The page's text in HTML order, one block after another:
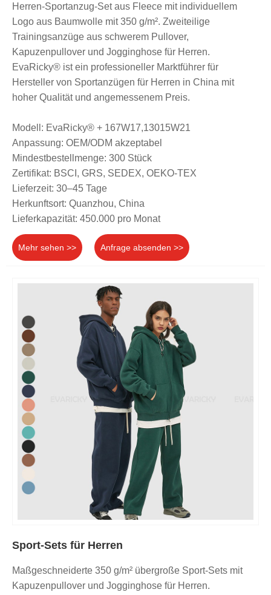
Herren-Sportanzug-Set aus Fleece mit individuellem
Logo aus Baumwolle mit 350 g/m². Zweiteilige
Trainingsanzüge aus schwerem Pullover,
Kapuzenpullover und Jogginghose für Herren.
EvaRicky® ist ein professioneller Marktführer für
Hersteller von Sportanzügen für Herren in China mit
hoher Qualität und angemessenem Preis.
Modell: EvaRicky® + 167W17,13015W21
Anpassung: OEM/ODM akzeptabel
Mindestbestellmenge: 300 Stück
Zertifikat: BSCI, GRS, SEDEX, OEKO-TEX
Lieferzeit: 30–45 Tage
Herkunftsort: Quanzhou, China
Lieferkapazität: 450.000 pro Monat
Mehr sehen >> Anfrage absenden >>
Sport-Sets für Herren
Maßgeschneiderte 350 g/m² übergroße Sport-Sets mit
Kapuzenpullover und Jogginghose für Herren.